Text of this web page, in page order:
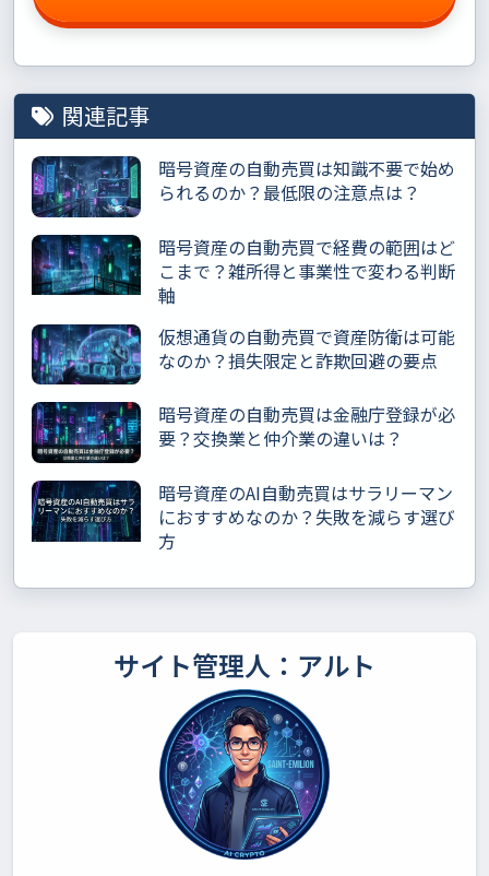
関連記事
暗号資産の自動売買は知識不要で始め
られるのか？最低限の注意点は？
暗号資産の自動売買で経費の範囲はど
こまで？雑所得と事業性で変わる判断
軸
仮想通貨の自動売買で資産防衛は可能
なのか？損失限定と詐欺回避の要点
暗号資産の自動売買は金融庁登録が必
要？交換業と仲介業の違いは？
暗号資産のAI自動売買はサラリーマン
におすすめなのか？失敗を減らす選び
方
サイト管理人：アルト